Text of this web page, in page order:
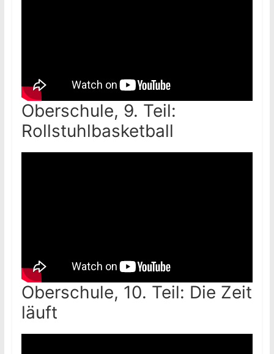
Oberschule, 9. Teil:
Rollstuhlbasketball
Oberschule, 10. Teil: Die Zeit
läuft